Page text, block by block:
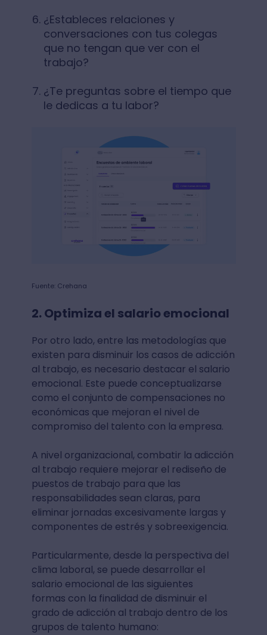
¿Estableces relaciones y
conversaciones con tus colegas
que no tengan que ver con el
trabajo?
¿Te preguntas sobre el tiempo que
le dedicas a tu labor?
Fuente: Crehana
2. Optimiza el salario emocional
Por otro lado, entre las metodologías que
existen para disminuir los casos de adicción
al trabajo, es necesario destacar el salario
emocional. Este puede conceptualizarse
como el conjunto de compensaciones no
económicas que mejoran el nivel de
compromiso del talento con la empresa.
A nivel organizacional, combatir la adicción
al trabajo requiere mejorar el rediseño de
puestos de trabajo para que las
responsabilidades sean claras, para
eliminar jornadas excesivamente largas y
componentes de estrés y sobreexigencia.
Particularmente, desde la perspectiva del
clima laboral, se puede desarrollar el
salario emocional de las siguientes
formas con la finalidad de disminuir el
grado de adicción al trabajo dentro de los
grupos de talento humano: